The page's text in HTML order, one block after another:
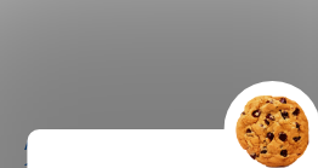
Aku pila ocaska Li-ion LXT